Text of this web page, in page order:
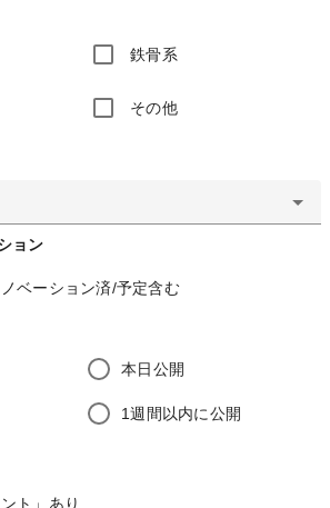
鉄骨系
その他
ョン
ベーション済/予定含む
本日公開
1週間以内に公開
ト」あり